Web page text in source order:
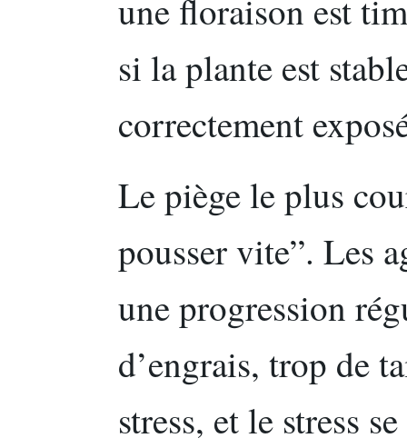
une floraison est
si la plante est
correctement
Le piège le plus
pousser vite”. Les
une progression
d’engrais, trop de
stress, et le stress